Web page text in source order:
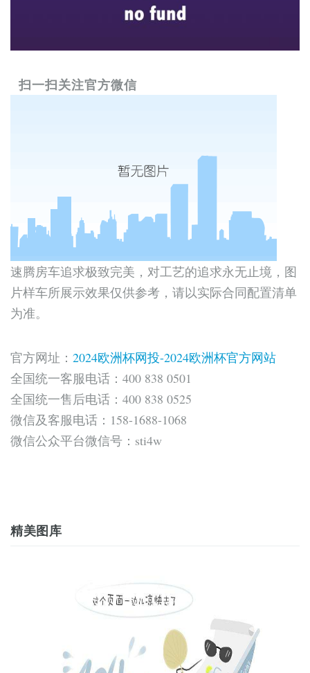
扫一扫关注官方微信
速腾房车追求极致完美，对工艺的追求永无止境，图
片样车所展示效果仅供参考，请以实际合同配置清单
为准。
官方网址： 2024欧洲杯网投-2024欧洲杯官方网站
全国统一客服电话：400 838 0501
全国统一售后电话：400 838 0525
微信及客服电话：158-1688-1068
微信公众平台微信号：sti4w
精美图库